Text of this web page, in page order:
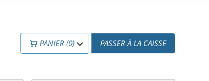
PANIER (0) PASSER À LA CAISSE